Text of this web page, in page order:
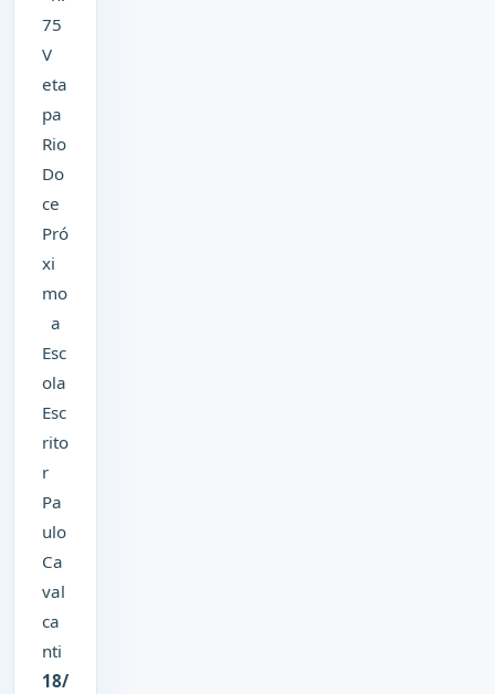
75
V
eta
pa
Rio
Do
ce
Pró
xi
mo
a
Esc
ola
Esc
rito
r
Pa
ulo
Ca
val
ca
nti
18/